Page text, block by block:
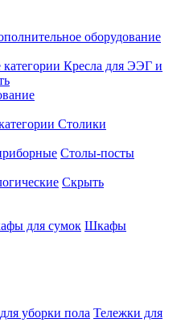
оборудование
категории Кресла для ЭЭГ и
Столики
Столы-посты
Скрыть
для сумок Шкафы
уборки пола Тележки для